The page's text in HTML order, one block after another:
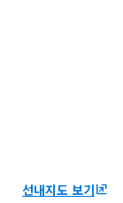
선내지도 보기ungroup